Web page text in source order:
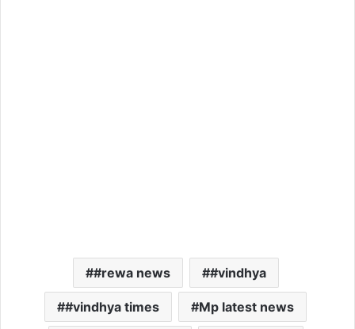
#rewa news #vindhya
#vindhya times Mp latest news